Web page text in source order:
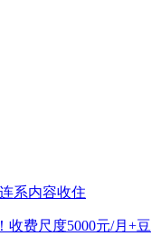
系内容收住
收费尺度5000元/月+豆